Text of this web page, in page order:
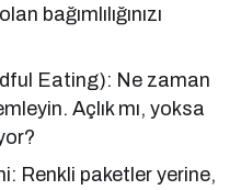
bağımlılığınızı
Eating): Ne zaman
Açlık mı, yoksa
Renkli paketler yerine,